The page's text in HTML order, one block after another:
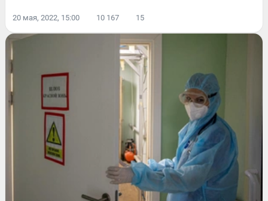
20 мая, 2022, 15:00 10 167 15